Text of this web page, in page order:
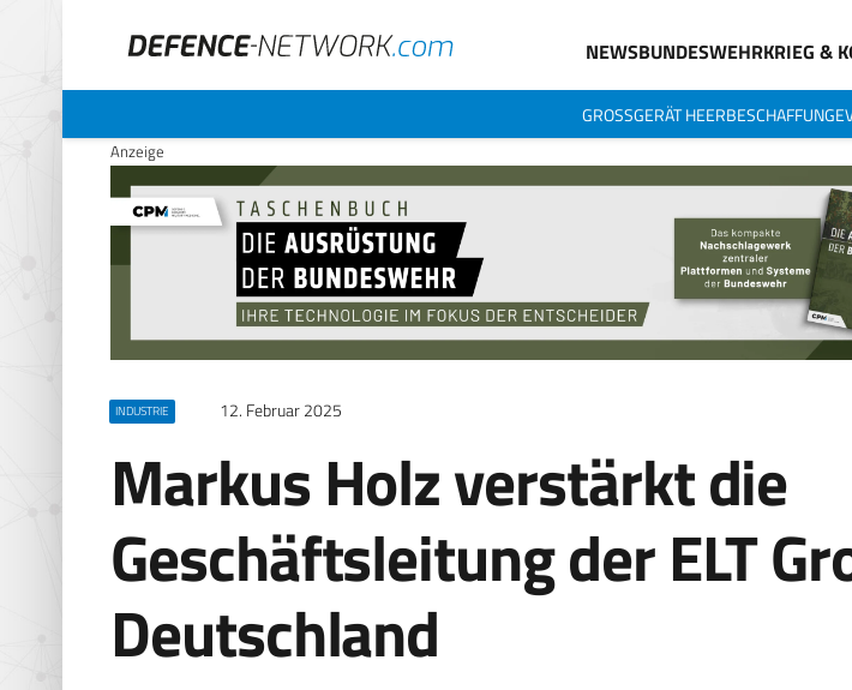
NEWSBUNDESWEHRKRIEG &
GROSSGERÄT HEERBESCHAFFUNG
Anzeige
INDUSTRIE 12. Februar 2025
Markus Holz verstärkt die
Geschäftsleitung der ELT
Deutschland